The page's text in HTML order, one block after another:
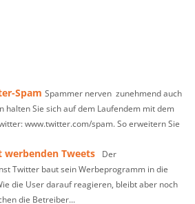
Spam Spammer nerven zunehmend auch
halten Sie sich auf dem Laufendem mit dem
www.twitter.com/spam. So erweitern Sie
Tweets
Der
Twitter baut sein Werbeprogramm in die
die User darauf reagieren, bleibt aber noch
die Betreiber...